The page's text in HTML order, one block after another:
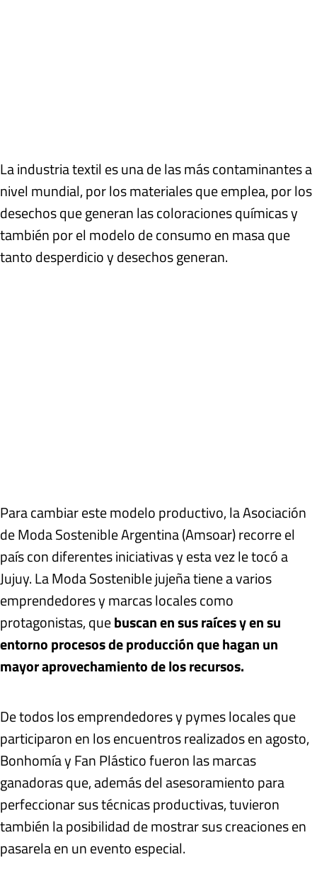
La industria textil es una de las más contaminantes a
nivel mundial, por los materiales que emplea, por los
desechos que generan las coloraciones químicas y
también por el modelo de consumo en masa que
tanto desperdicio y desechos generan.
Para cambiar este modelo productivo, la Asociación
de Moda Sostenible Argentina (Amsoar) recorre el
país con diferentes iniciativas y esta vez le tocó a
Jujuy. La Moda Sostenible jujeña tiene a varios
emprendedores y marcas locales como
protagonistas, quebuscan en sus raíces y en su
entorno procesos de producción que hagan un
mayor aprovechamiento de los recursos.
De todos los emprendedores y pymes locales que
participaron en los encuentros realizados en agosto,
Bonhomía y Fan Plástico fueron las marcas
ganadoras que, además del asesoramiento para
perfeccionar sus técnicas productivas, tuvieron
también la posibilidad de mostrar sus creaciones en
pasarela en un evento especial.